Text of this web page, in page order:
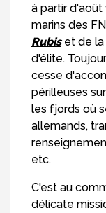
à partir d'août
marins des
Rubiset de la
d'élite.
cesse
périlleuses
les fjords où
allemands,
etc.
C'est au
délicate